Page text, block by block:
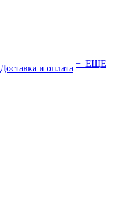
Доставка и оплата + ЕЩЕ